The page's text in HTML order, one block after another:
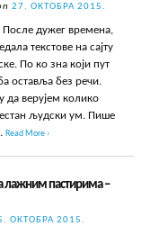
27. ОКТОБРА 2015.
После дужег времена,
текстове на сајту
По ко зна који пут
оставља без речи.
да верујем колико
људски ум. Пише
Read More ›
лажним пастирима –
ОКТОБРА 2015.